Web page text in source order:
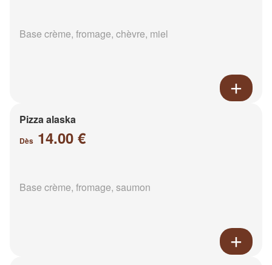
Base crème, fromage, chèvre, miel
Pizza alaska
Dès 14.00 €
Base crème, fromage, saumon